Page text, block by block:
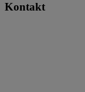
Kontakt